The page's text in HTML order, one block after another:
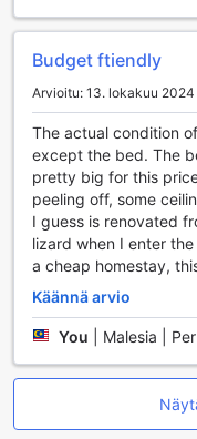
Budget ftiendly
Arvioitu: 13. lokakuu 2024
The actual condition
except the bed. The
pretty big for this
peeling off, some
I guess is renovated
lizard when I enter
a cheap homestay,
Käännä arvio
You Malesia |